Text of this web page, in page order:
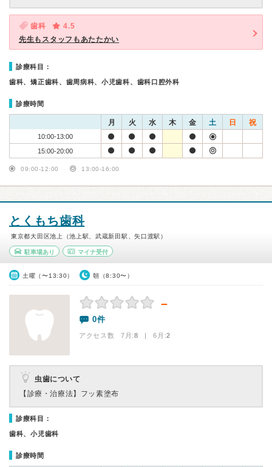
歯科
4.5
先生もスタッフもあたたかい
診療科目：
歯科、矯正歯科、歯周病科、小児歯科、歯科口腔外科
診療時間
月 火 水 木 金 土 日 祝
10:00-13:00
15:00-20:00
09:00-12:00 13:00-16:00
とくもち歯科
東京都大田区池上（池上駅、武蔵新田駅、矢口渡駅）
駐車場あり マイナ受付
土曜（〜13:30） 朝（8:30〜）
－
0件
アクセス数 7月:8 | 6月:2
虫歯について
【診療・治療法】 フッ素塗布
診療科目：
歯科、小児歯科
診療時間